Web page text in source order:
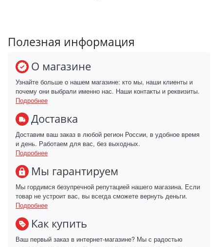
Полезная информация
О магазине
Узнайте больше о нашем магазине: кто мы, наши клиенты и
почему они выбрали именно нас. Наши контакты и реквизиты.
Подробнее
Доставка
Доставим ваш заказ в любой регион России, в удобное время
и день. Работаем для вас, без выходных.
Подробнее
Мы гарантируем
Мы гордимся безупречной репутацией нашего магазина. Если
товар не устроит вас, вы всегда сможете вернуть деньги.
Подробнее
Как купить
Ваш первый заказ в интернет-магазине? Мы с радостью